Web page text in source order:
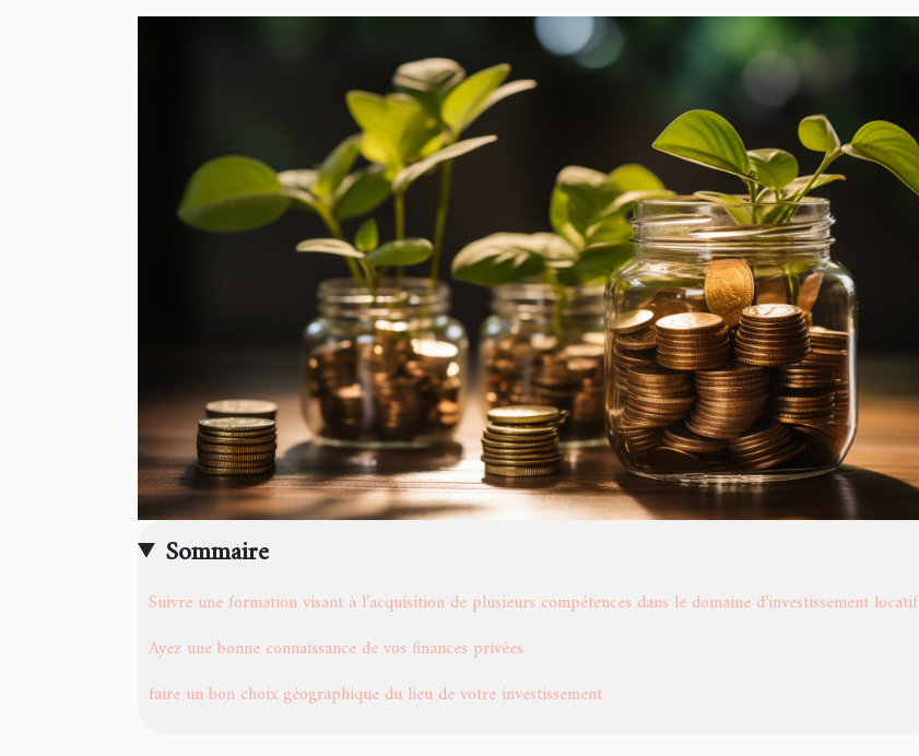
Sommaire
Suivre une formation visant à l’acquisition de plusieurs compétences dans le domaine d’investissement locatif
Ayez une bonne connaissance de vos finances privées
faire un bon choix géographique du lieu de votre investissement